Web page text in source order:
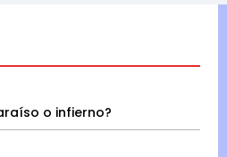
o infierno?